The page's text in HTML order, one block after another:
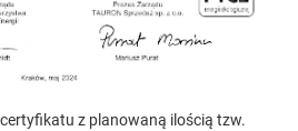
z planowaną ilością tzw.